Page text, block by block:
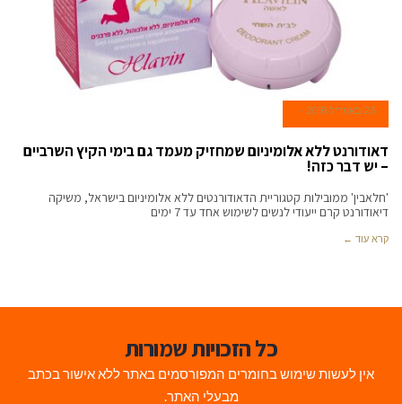
23 באפריל 2018
דאודורנט ללא אלומיניום שמחזיק מעמד גם בימי הקיץ השרביים
– יש דבר כזה!
'חלאבין' ממובילות קטגוריית הדאודורנטים ללא אלומיניום בישראל, משיקה
דיאודורנט קרם ייעודי לנשים לשימוש אחד עד 7 ימים
קרא עוד ←
כל הזכויות שמורות
אין לעשות שימוש בחומרים המפורסמים באתר ללא אישור בכתב
מבעלי האתר.